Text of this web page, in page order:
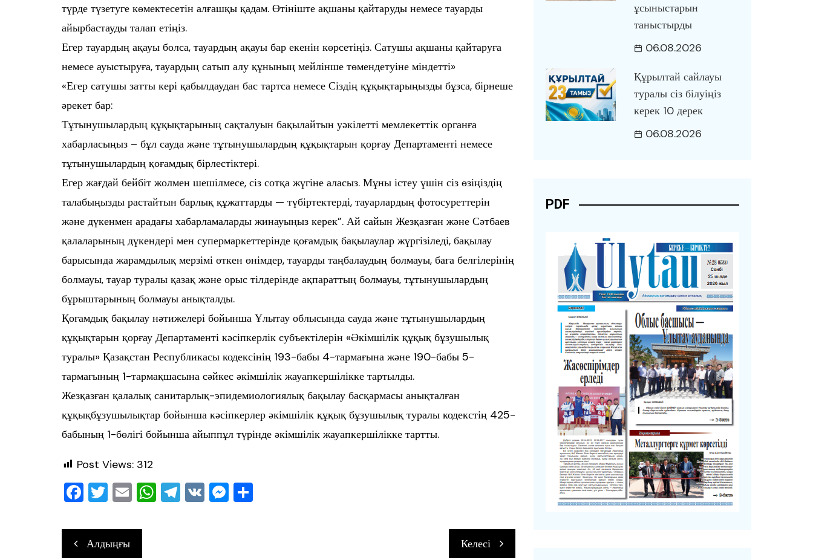
түрде түзетуге көмектесетін алғашқы қадам. Өтініште ақшаны қайтаруды немесе тауарды
айырбастауды талап етіңіз.
Егер тауардың ақауы болса, тауардың ақауы бар екенін көрсетіңіз. Сатушы ақшаны қайтаруға
немесе ауыстыруға, тауардың сатып алу құнының мейлінше төмендетуіне міндетті»
«Егер сатушы затты кері қабылдаудан бас тартса немесе Сіздің құқықтарыңызды бұзса, бірнеше
әрекет бар:
Тұтынушылардың құқықтарының сақталуын бақылайтын уәкілетті мемлекеттік органға
хабарласыңыз – бұл сауда және тұтынушылардың құқықтарын қорғау Департаменті немесе
тұтынушылардың қоғамдық бірлестіктері.
Егер жағдай бейбіт жолмен шешілмесе, сіз сотқа жүгіне аласыз. Мұны істеу үшін сіз өзіңіздің
талабыңызды растайтын барлық құжаттарды — түбіртектерді, тауарлардың фотосуреттерін
және дүкенмен арадағы хабарламаларды жинауыңыз керек”. Ай сайын Жезқазған және Сәтбаев
қалаларының дүкендері мен супермаркеттерінде қоғамдық бақылаулар жүргізіледі, бақылау
барысында жарамдылық мерзімі өткен өнімдер, тауарды таңбалаудың болмауы, баға белгілерінің
болмауы, тауар туралы қазақ және орыс тілдерінде ақпараттың болмауы, тұтынушылардың
бұрыштарының болмауы анықталды.
Қоғамдық бақылау нәтижелері бойынша Ұлытау облысында сауда және тұтынушылардың
құқықтарын қорғау Департаменті кәсіпкерлік субъектілерін «Әкімшілік құқық бұзушылық
туралы» Қазақстан Республикасы кодексінің 193-бабы 4-тармағына және 190-бабы 5-
тармағының 1-тармақшасына сәйкес әкімшілік жауапкершілікке тартылды.
Жезқазған қалалық санитарлық-эпидемиологиялық бақылау басқармасы анықталған
құқықбұзушылықтар бойынша кәсіпкерлер әкімшілік құқық бұзушылық туралы кодекстің 425-
бабының 1-бөлігі бойынша айыппұл түрінде әкімшілік жауапкершілікке тартты.
Post Views: 312
F
c
e
T
tt
er
E
ai
W T V M
Навигация
Алдыңғы Келесі
ұсыныстарын
таныстырды
06.08.2026
Құрылтай сайлауы
туралы сіз білуіңіз
керек 10 дерек
06.08.2026
PDF